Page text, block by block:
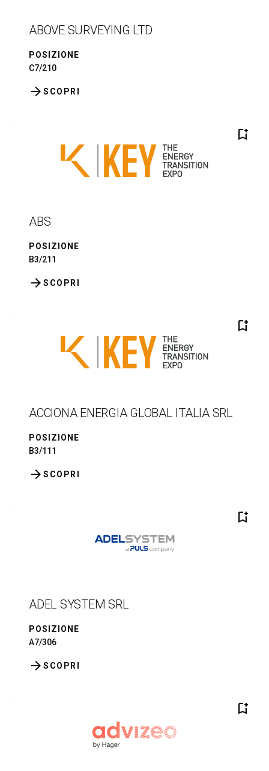
ABOVE SURVEYING LTD
POSIZIONE
C7/210
SCOPRI
arrow_forward
bookmark_add
ABS
POSIZIONE
B3/211
SCOPRI
arrow_forward
bookmark_add
ACCIONA ENERGIA GLOBAL ITALIA SRL
POSIZIONE
B3/111
SCOPRI
arrow_forward
bookmark_add
ADEL SYSTEM SRL
POSIZIONE
A7/306
SCOPRI
arrow_forward
bookmark_add